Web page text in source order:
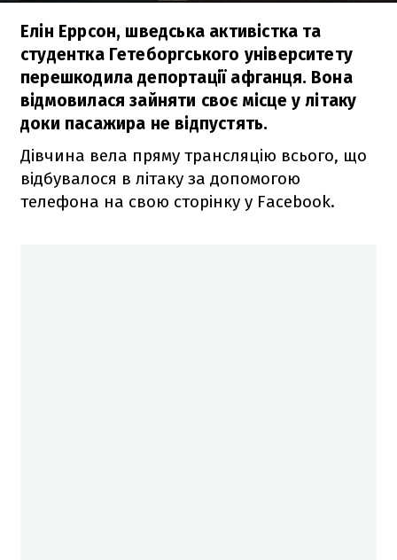
Елін Еррсон, шведська активістка та
студентка Гетеборгського університету
перешкодила депортації афганця. Вона
відмовилася зайняти своє місце у літаку
доки пасажира не відпустять.
Дівчина вела пряму трансляцію всього, що
відбувалося в літаку за допомогою
телефона на свою сторінку у Facebook.